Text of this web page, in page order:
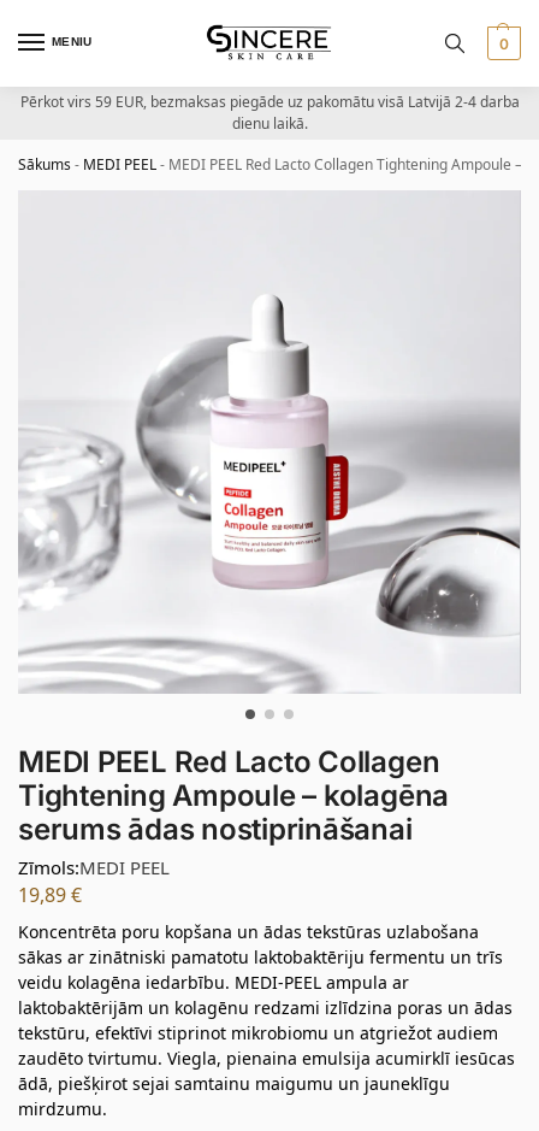
MENIU 0
Pērkot virs 59 EUR, bezmaksas piegāde uz pakomātu visā Latvijā 2-4 darba
dienu laikā.
Sākums- MEDI PEEL- MEDI PEEL Red Lacto Collagen Tightening Ampoule –
MEDI PEEL Red Lacto Collagen
Tightening Ampoule – kolagēna
serums ādas nostiprināšanai
Zīmols:MEDI PEEL
19,89€
Koncentrēta poru kopšana un ādas tekstūras uzlabošana
sākas ar zinātniski pamatotu laktobaktēriju fermentu un trīs
veidu kolagēna iedarbību. MEDI-PEEL ampula ar
laktobaktērijām un kolagēnu redzami izlīdzina poras un ādas
tekstūru, efektīvi stiprinot mikrobiomu un atgriežot audiem
zaudēto tvirtumu. Viegla, pienaina emulsija acumirklī iesūcas
ādā, piešķirot sejai samtainu maigumu un jauneklīgu
mirdzumu.